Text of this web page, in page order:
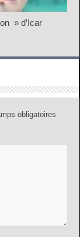
» d’Icar
obligatoires